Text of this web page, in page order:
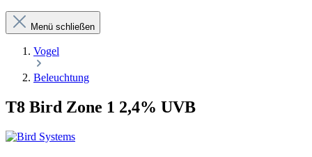
Menü schließen
Vogel
Beleuchtung
T8 Bird Zone 1 2,4% UVB